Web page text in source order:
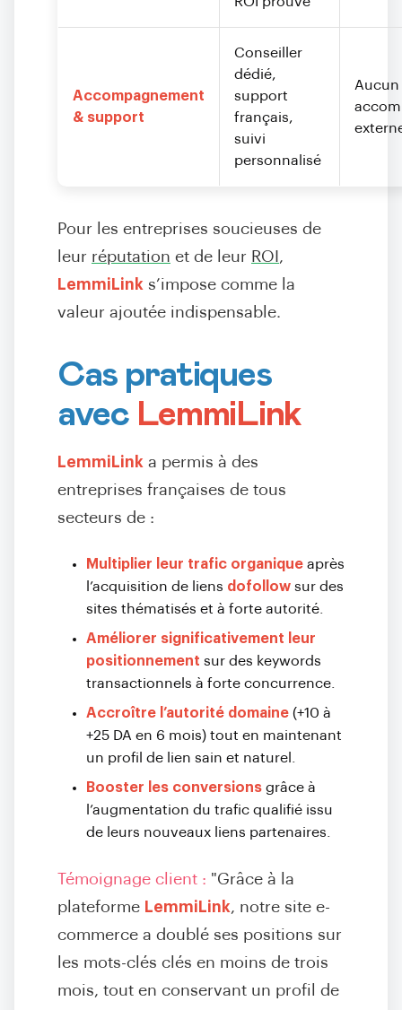
Accompagnement
& support
Conseiller
dédié,
support
français,
suivi
personnalisé
Aucun
Pour les entreprises soucieuses de
leur réputation et de leur ROI ,
LemmiLink s’impose comme la
valeur ajoutée indispensable.
Cas pratiques
avec LemmiLink
LemmiLink a permis à des
entreprises françaises de tous
secteurs de :
Multiplier leur trafic organique après
l’acquisition de liens dofollow sur des
sites thématisés et à forte autorité.
Améliorer significativement leur
positionnement sur des keywords
transactionnels à forte concurrence.
Accroître l’autorité domaine (+10 à
+25 DA en 6 mois) tout en maintenant
un profil de lien sain et naturel.
Booster les conversions grâce à
l’augmentation du trafic qualifié issu
de leurs nouveaux liens partenaires.
Témoignage client : "Grâce à la
plateforme LemmiLink, notre site e-
commerce a doublé ses positions sur
les mots-clés clés en moins de trois
mois, tout en conservant un profil de